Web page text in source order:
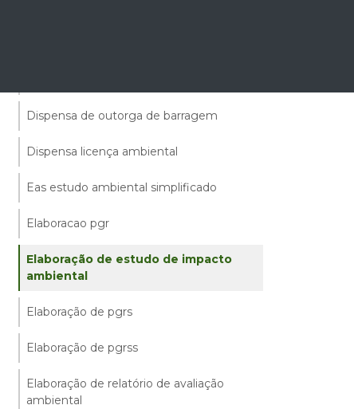
Dispensa de outorga de barragem
Dispensa licença ambiental
Eas estudo ambiental simplificado
Elaboracao pgr
Elaboração de estudo de impacto
ambiental
Elaboração de pgrs
Elaboração de pgrss
Elaboração de relatório de avaliação
ambiental